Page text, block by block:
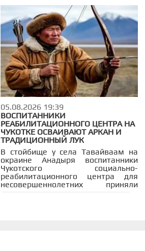
после встречи с заместителем
председателя Правительства
России Александром Новаком.
05.08.2026 19:39
ВОСПИТАННИКИ
РЕАБИЛИТАЦИОННОГО ЦЕНТРА НА
ЧУКОТКЕ ОСВАИВАЮТ АРКАН И
ТРАДИЦИОННЫЙ ЛУК
В стойбище у села Тавайваам на
окраине Анадыря воспитанники
Чукотского социально-
реабилитационного центра для
несовершеннолетних приняли
участие в мастер-классе по